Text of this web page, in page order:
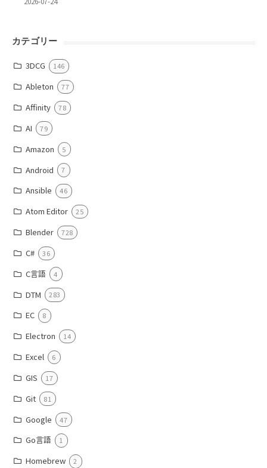
カテゴリー
3DCG 146
Ableton 77
Affinity 78
AI 79
Amazon 5
Android 7
Ansible 46
Atom Editor 25
Blender 728
C# 36
C言語 4
DTM 283
EC 8
Electron 14
Excel 6
GIS 17
Git 81
Google 47
Go言語 1
Homebrew 2